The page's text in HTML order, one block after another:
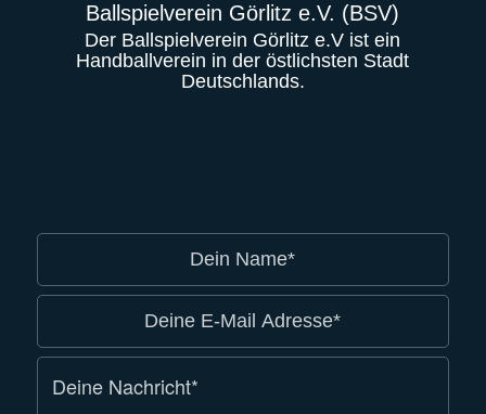
Ballspielverein Görlitz e.V. (BSV)
Der Ballspielverein Görlitz e.V ist ein
Handballverein in der östlichsten Stadt
Deutschlands.